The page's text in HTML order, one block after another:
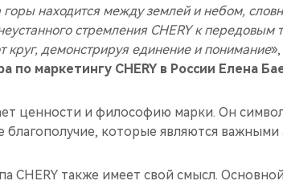
находится между землей и небом,
стремления CHERY к передовым
демонстрируя единение и понимание
по маркетингу CHERY в России Елена
ценности и философию марки. Он
благополучие, которые являются важными
CHERY также имеет свой смысл.